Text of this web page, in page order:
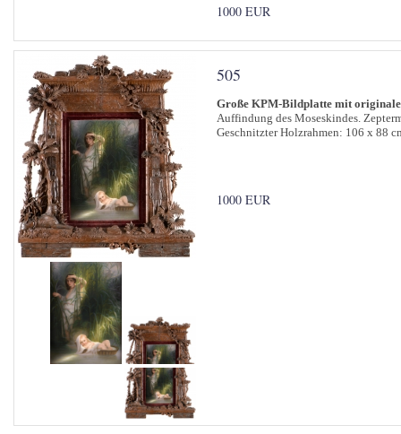
1000 EUR
505
Große KPM-Bildplatte mit
Auffindung des Moseskindes.
Geschnitzter Holzrahmen: 106 x 88
1000 EUR